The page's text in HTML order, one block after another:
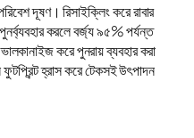
দূষণ। রিসাইক্লিং করে রাবার
করলে বর্জ্য ৯৫% পর্যন্ত
করে পুনরায় ব্যবহার করা
ফুটপ্রিন্ট হ্রাস করে টেকসই উৎপাদন